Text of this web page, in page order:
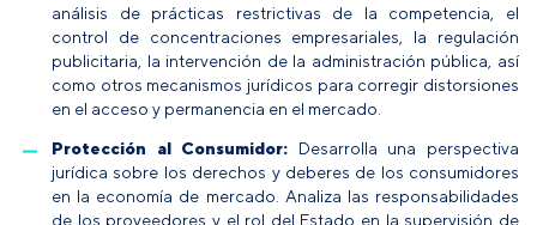
análisis de prácticas restrictivas de la competencia, el
control de concentraciones empresariales, la regulación
publicitaria, la intervención de la administración pública, así
como otros mecanismos jurídicos para corregir distorsiones
en el acceso y permanencia en el mercado.
Protección al Consumidor: Desarrolla una perspectiva
jurídica sobre los derechos y deberes de los consumidores
en la economía de mercado. Analiza las responsabilidades
de los proveedores y el rol del Estado en la supervisión de